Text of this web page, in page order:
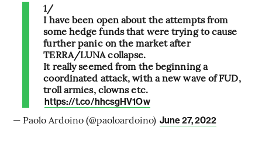
1/
I have been open about the attempts from
some hedge funds that were trying to cause
further panic on the market after
TERRA/LUNA collapse.
It really seemed from the beginning a
coordinated attack, with a new wave of FUD,
troll armies, clowns etc.
https://t.co/hhcsgHV1Ow
— Paolo Ardoino (@paoloardoino) June 27, 2022